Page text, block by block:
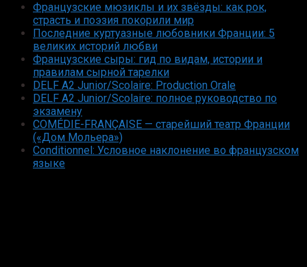
Французские мюзиклы и их звёзды: как рок,
страсть и поэзия покорили мир
Последние куртуазные любовники Франции: 5
великих историй любви
Французские сыры: гид по видам, истории и
правилам сырной тарелки
DELF A2 Junior/Scolaire: Production Orale
DELF A2 Junior/Scolaire: полное руководство по
экзамену
COMÉDIE-FRANÇAISE — старейший театр Франции
(«Дом Мольера»)
Conditionnel: Условное наклонение во французском
языке